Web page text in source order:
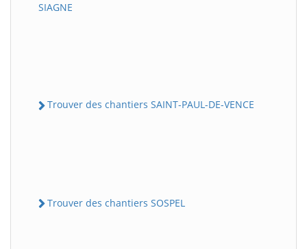
SIAGNE
Trouver des chantiers SAINT-PAUL-DE-VENCE
Trouver des chantiers SOSPEL